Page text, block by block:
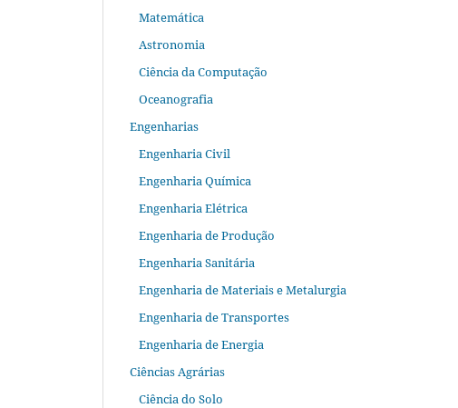
Matemática
Astronomia
Ciência da Computação
Oceanografia
Engenharias
Engenharia Civil
Engenharia Química
Engenharia Elétrica
Engenharia de Produção
Engenharia Sanitária
Engenharia de Materiais e Metalurgia
Engenharia de Transportes
Engenharia de Energia
Ciências Agrárias
Ciência do Solo